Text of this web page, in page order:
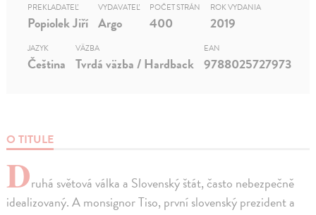
O TITULE
Druhá světová válka a Slovenský štát, často nebezpečně
idealizovaný. A monsignor Tiso, první slovenský prezident a
PREKLADATEĽ
Popiolek Jiří
VYDAVATEĽ
Argo
POČET STRÁN
400
ROK VYDANIA
2019
JAZYK
Čeština
VÄZBA
Tvrdá väzba / Hardback
EAN
9788025727973